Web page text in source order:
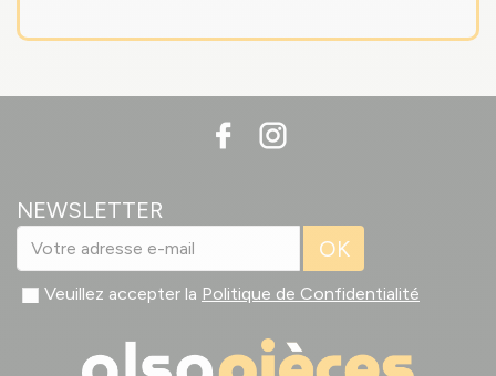
NEWSLETTER
OK
Veuillez accepter la Politique de Confidentialité